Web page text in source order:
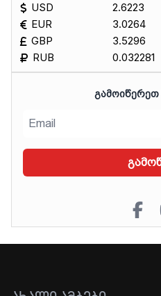
USD
EUR
GBP
RUB
2.6223
3.0264
3.5296
0.032281
ᲒᲐᲛᲝᲘᲬᲔᲠᲔᲗ